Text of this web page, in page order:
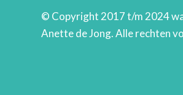
© Copyright 2017 t/m 2024
Anette de Jong. Alle rechten